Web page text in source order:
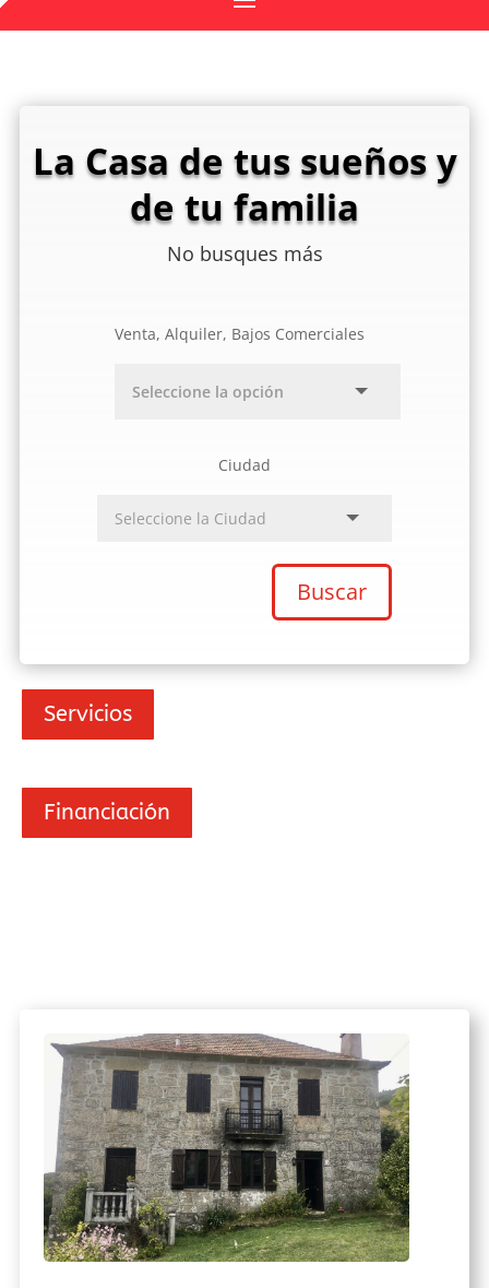
La Casa de tus sueños y
de tu familia
No busques más
Venta, Alquiler, Bajos Comerciales
Ciudad
Buscar
Servicios
Financiación